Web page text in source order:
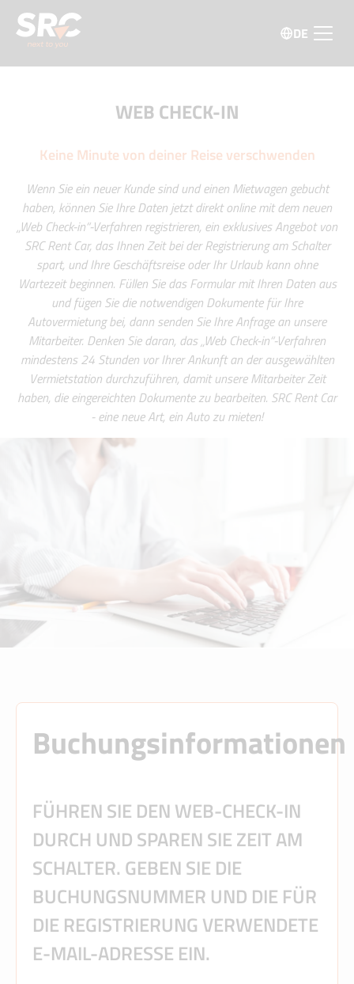
DE
WEB CHECK-IN
Keine Minute von deiner Reise verschwenden
Wenn Sie ein neuer Kunde sind und einen Mietwagen gebucht
haben, können Sie Ihre Daten jetzt direkt online mit dem neuen
„Web Check-in“-Verfahren registrieren, ein exklusives Angebot von
SRC Rent Car, das Ihnen Zeit bei der Registrierung am Schalter
spart, und Ihre Geschäftsreise oder Ihr Urlaub kann ohne
Wartezeit beginnen. Füllen Sie das Formular mit Ihren Daten aus
und fügen Sie die notwendigen Dokumente für Ihre
Autovermietung bei, dann senden Sie Ihre Anfrage an unsere
Mitarbeiter. Denken Sie daran, das „Web Check-in“-Verfahren
mindestens 24 Stunden vor Ihrer Ankunft an der ausgewählten
Vermietstation durchzuführen, damit unsere Mitarbeiter Zeit
haben, die eingereichten Dokumente zu bearbeiten. SRC Rent Car
- eine neue Art, ein Auto zu mieten!
Buchungsinformationen
FÜHREN SIE DEN WEB-CHECK-IN
DURCH UND SPAREN SIE ZEIT AM
SCHALTER. GEBEN SIE DIE
BUCHUNGSNUMMER UND DIE FÜR
DIE REGISTRIERUNG VERWENDETE
E-MAIL-ADRESSE EIN.